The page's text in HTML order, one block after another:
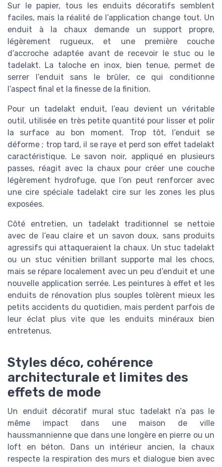
Sur le papier, tous les enduits décoratifs semblent
faciles, mais la réalité de l’application change tout. Un
enduit à la chaux demande un support propre,
légèrement rugueux, et une première couche
d’accroche adaptée avant de recevoir le stuc ou le
tadelakt. La taloche en inox, bien tenue, permet de
serrer l’enduit sans le brûler, ce qui conditionne
l’aspect final et la finesse de la finition.
Pour un tadelakt enduit, l’eau devient un véritable
outil, utilisée en très petite quantité pour lisser et polir
la surface au bon moment. Trop tôt, l’enduit se
déforme ; trop tard, il se raye et perd son effet tadelakt
caractéristique. Le savon noir, appliqué en plusieurs
passes, réagit avec la chaux pour créer une couche
légèrement hydrofuge, que l’on peut renforcer avec
une cire spéciale tadelakt cire sur les zones les plus
exposées.
Côté entretien, un tadelakt traditionnel se nettoie
avec de l’eau claire et un savon doux, sans produits
agressifs qui attaqueraient la chaux. Un stuc tadelakt
ou un stuc vénitien brillant supporte mal les chocs,
mais se répare localement avec un peu d’enduit et une
nouvelle application serrée. Les peintures à effet et les
enduits de rénovation plus souples tolèrent mieux les
petits accidents du quotidien, mais perdent parfois de
leur éclat plus vite que les enduits minéraux bien
entretenus.
Styles déco, cohérence
architecturale et limites des
effets de mode
Un enduit décoratif mural stuc tadelakt n’a pas le
même impact dans une maison de ville
haussmannienne que dans une longère en pierre ou un
loft en béton. Dans un intérieur ancien, la chaux
respecte la respiration des murs et dialogue bien avec